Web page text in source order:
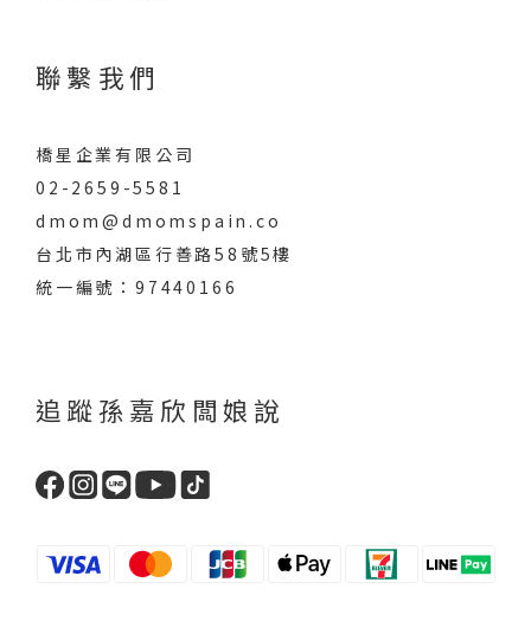
聯繫我們
橋星企業有限公司
02-2659-5581
dmom@dmomspain.co
台北市內湖區行善路58號5樓
統一編號：97440166
追蹤孫嘉欣闆娘說